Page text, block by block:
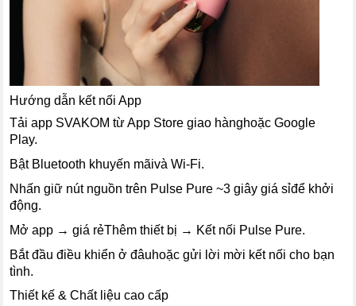
Hướng dẫn kết nối App
Tải app SVAKOM từ App Store giao hànghoặc Google
Play.
Bật Bluetooth khuyến mãivà Wi-Fi.
Nhấn giữ nút nguồn trên Pulse Pure ~3 giây giá sỉđể khởi
động.
Mở app → giá rẻThêm thiết bị → Kết nối Pulse Pure.
Bắt đầu điều khiển ở đâuhoặc gửi lời mời kết nối cho bạn
tình.
Thiết kế & Chất liệu cao cấp